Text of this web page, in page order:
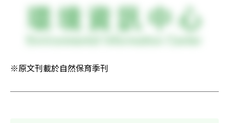
※原文刊載於自然保育季刊